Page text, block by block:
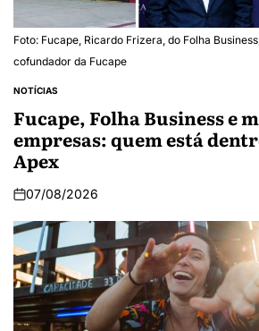
Foto: Fucape, Ricardo Frizera, do Folha
cofundador da Fucape
NOTÍCIAS
Fucape, Folha Business e
empresas: quem está
Apex
07/08/2026